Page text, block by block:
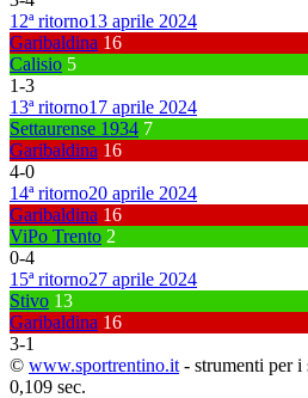
12ª ritorno13 aprile 2024
Garibaldina 16
Calisio 5
1-3
13ª ritorno17 aprile 2024
Settaurense 1934 7
Garibaldina 16
4-0
14ª ritorno20 aprile 2024
Garibaldina 16
ViPo Trento 2
0-4
15ª ritorno27 aprile 2024
Stivo 13
Garibaldina 16
3-1
© www.sportrentino.it - strumenti per i
0,109 sec.